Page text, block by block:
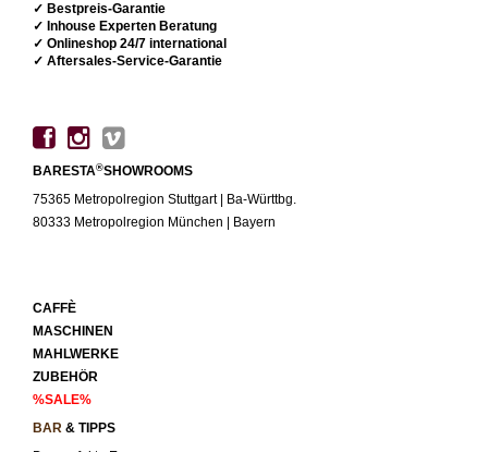
✓ Bestpreis-Garantie
✓ Inhouse Experten Beratung
✓ Onlineshop 24/7 international
✓ Aftersales-Service-Garantie
BARESTA®SHOWROOMS
75365 Metropolregion Stuttgart | Ba-Württbg.
80333 Metropolregion München | Bayern
CAFFÈ
MASCHINEN
MAHLWERKE
ZUBEHÖR
%SALE%
BAR & TIPPS